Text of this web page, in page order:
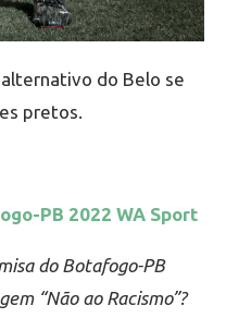
do Belo se
pretos.
PB 2022 WA Sport
do Botafogo-PB
“Não ao Racismo”?